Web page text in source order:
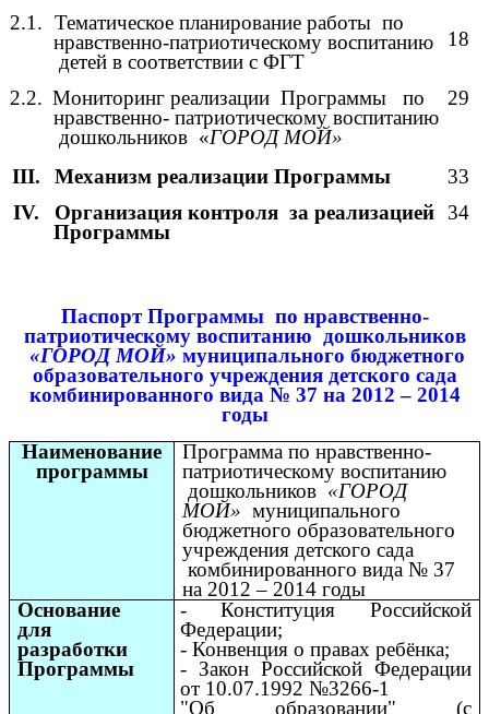
2.1. Тематическое планирование работы по
нравственно-патриотическому воспитанию
детей в соответствии с ФГТ
18
2.2. Мониторинг реализации Программы по
нравственно- патриотическому воспитанию
дошкольников «ГОРОД МОЙ»
29
III. Механизм реализации Программы
33
IV.
Организация контроля за реализацией
Программы
34
Паспорт Программы по нравственно-
патриотическому воспитанию дошкольников
«ГОРОД МОЙ» муниципального бюджетного
образовательного учреждения детского сада
комбинированного вида № 37 на 2012 – 2014
годы
Наименование
программы
Программа по нравственно-
патриотическому воспитанию
дошкольников «ГОРОД
МОЙ» муниципального
бюджетного образовательного
учреждения детского сада
комбинированного вида № 37
на 2012 – 2014 годы
Основание
для
разработки
Программы
- Конституция Российской
Федерации;
- Конвенция о правах ребёнка;
- Закон Российской Федерации
от 10.07.1992 №3266-1
"Об образовании" (с